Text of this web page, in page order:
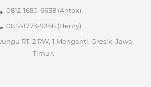
0812-1650-6638 (Antok)
0812-1773-9286 (Henry)
RT. 2 RW. 1 Menganti, Gresik, Jawa
Timur.